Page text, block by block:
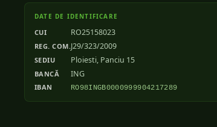
DATE DE IDENTIFICARE
CUI RO25158023
REG. COM.J29/323/2009
SEDIU Ploiesti, Panciu 15
BANCĂ ING
IBAN RO98INGB0000999904217289